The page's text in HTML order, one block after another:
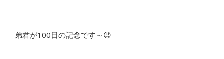
弟君が100日の記念です～😉